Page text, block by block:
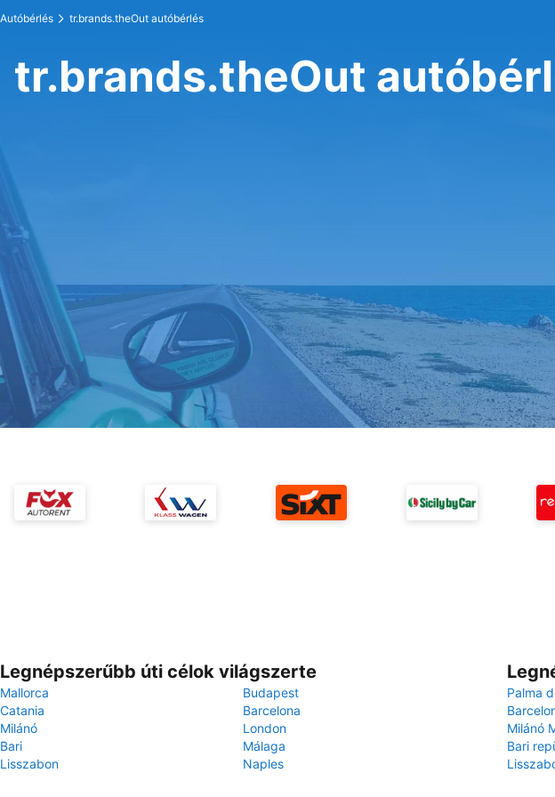
Autóbérlés tr.brands.theOut autóbérlés
tr.brands.theOut
Legnépszerűbb úti célok világszerte
Mallorca
Budapest
Catania
Barcelona
Milánó
London
Bari
Málaga
Lisszabon
Naples
Palma
Milánó
Bari